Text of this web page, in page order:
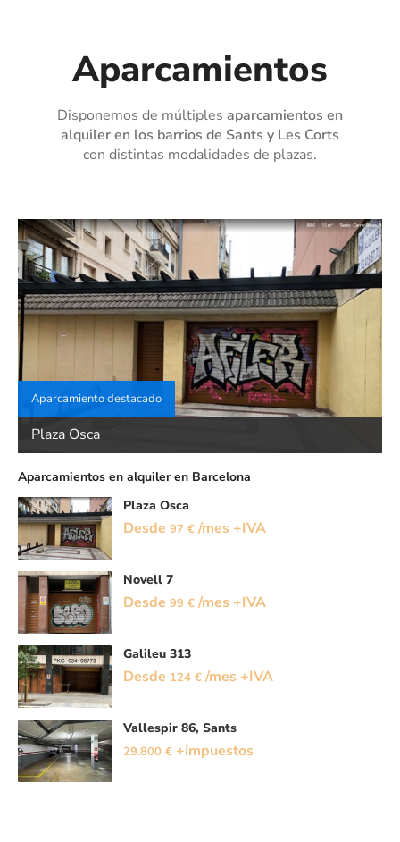
Aparcamientos
Disponemos de múltiples aparcamientos en
alquiler en los barrios de Sants y Les Corts
con distintas modalidades de plazas.
Plaza Osca
Aparcamiento destacado
Aparcamientos en alquiler en Barcelona
Plaza Osca
Desde 97 € /mes +IVA
Novell 7
Desde 99 € /mes +IVA
Galileu 313
Desde 124 € /mes +IVA
Vallespir 86, Sants
29.800 € +impuestos